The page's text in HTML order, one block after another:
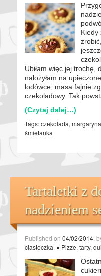
Kiedy
Ubiłam więc jej trochę,
nałożyłam na
lodówce, masa fajnie
czekoladowy. Tak
(Czytaj dalej…)
Tags:czekolada, margaryna
śmietanka
Tartaletki z
nadzieniem
Published on 04/02/2014 ,
ciasteczka ● Pizze, tarty,